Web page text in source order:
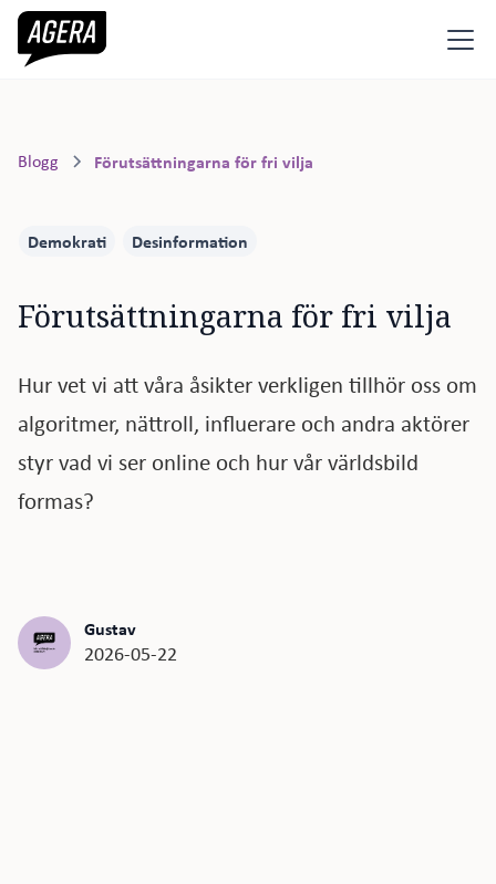
Blogg Förutsättningarna för fri vilja
Demokrati Desinformation
Förutsättningarna för fri vilja
Hur vet vi att våra åsikter verkligen tillhör oss om
algoritmer, nättroll, influerare och andra aktörer
styr vad vi ser online och hur vår världsbild
formas?
Gustav
2026-05-22